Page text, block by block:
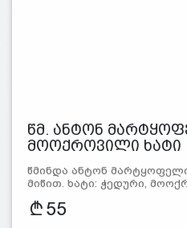
წმ. ანტონ
მოოქროვილი ხატი
წმინდა ანტონ
მიწით. ხატი: ჭედური,
55